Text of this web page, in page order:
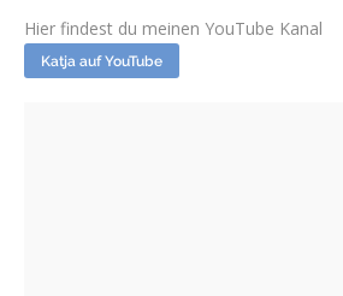
Hier findest du meinen YouTube Kanal
Katja auf YouTube